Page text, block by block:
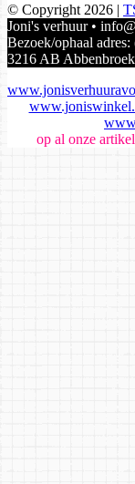
© Copyright 2026 |
Joni's verhuur •
Bezoek/ophaal
3216 AB Abbenbroek
op al onze